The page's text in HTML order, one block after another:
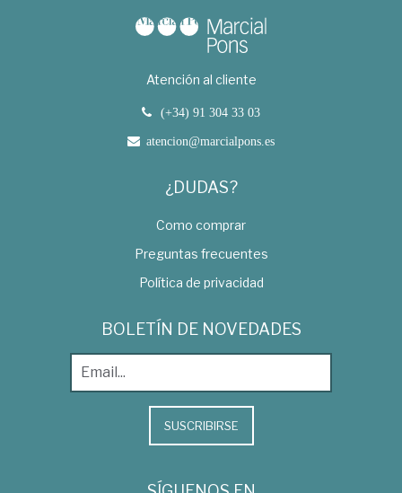
Atención al cliente
(+34) 91 304 33 03
atencion@marcialpons.es
¿DUDAS?
Como comprar
Preguntas frecuentes
Política de privacidad
BOLETÍN DE NOVEDADES
SUSCRIBIRSE